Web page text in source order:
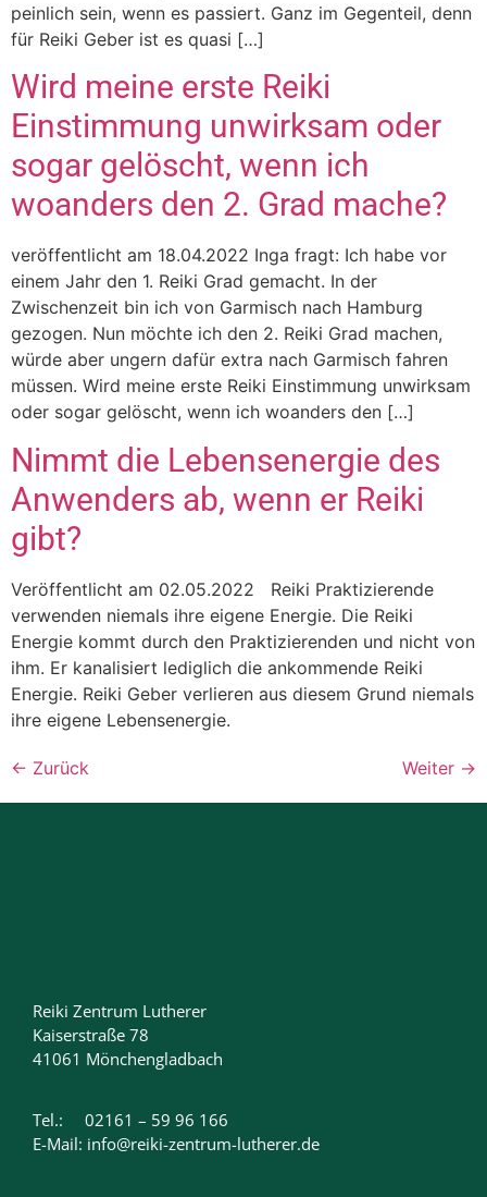
peinlich sein, wenn es passiert. Ganz im Gegenteil, denn
für Reiki Geber ist es quasi […]
Wird meine erste Reiki
Einstimmung unwirksam oder
sogar gelöscht, wenn ich
woanders den 2. Grad mache?
veröffentlicht am 18.04.2022 Inga fragt: Ich habe vor
einem Jahr den 1. Reiki Grad gemacht. In der
Zwischenzeit bin ich von Garmisch nach Hamburg
gezogen. Nun möchte ich den 2. Reiki Grad machen,
würde aber ungern dafür extra nach Garmisch fahren
müssen. Wird meine erste Reiki Einstimmung unwirksam
oder sogar gelöscht, wenn ich woanders den […]
Nimmt die Lebensenergie des
Anwenders ab, wenn er Reiki
gibt?
Veröffentlicht am 02.05.2022 Reiki Praktizierende
verwenden niemals ihre eigene Energie. Die Reiki
Energie kommt durch den Praktizierenden und nicht von
ihm. Er kanalisiert lediglich die ankommende Reiki
Energie. Reiki Geber verlieren aus diesem Grund niemals
ihre eigene Lebensenergie.
← Zurück Weiter →
Reiki Zentrum Lutherer
Kaiserstraße 78
41061 Mönchengladbach
Tel.: 02161 – 59 96 166
E-Mail: info@reiki-zentrum-lutherer.de